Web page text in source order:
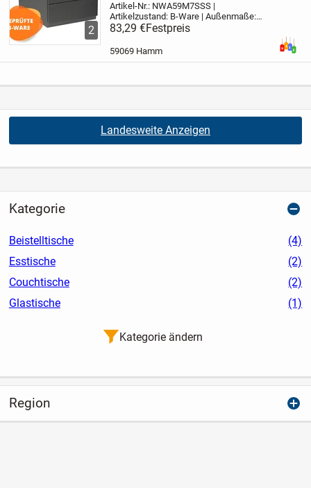
2
Artikel-Nr.: NWA59M7SSS |
Artikelzustand: B-Ware | Außenmaße:
Höhe 501 x Breite 420 x Tiefe 565 mm |
Ausführung: seitliche Griffleiste, 3
Schubladen á Höhe 150 mm | Farbe: 634
83,29 €Festpreis
59069 Hamm
Landesweite Anzeigen
Kategorie
Beistelltische
(4)
Esstische
(2)
Couchtische
(2)
Glastische
(1)
Kategorie ändern
Region